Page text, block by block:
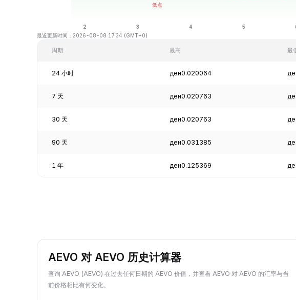
最近更新时间：2026-08-08 17:34 (GMT+0)
周期 最高 最
24 小时 ден0.020064
7 天 ден0.020763
30 天 ден0.020763
90 天 ден0.031385
1 年 ден0.125369
AEVO 对 AEVO 历史计算器
查询 AEVO (AEVO) 在过去任何日期的 AEVO 价值，并查看 AEVO 对 AEVO 的汇率与当
前价格相比有何变化。